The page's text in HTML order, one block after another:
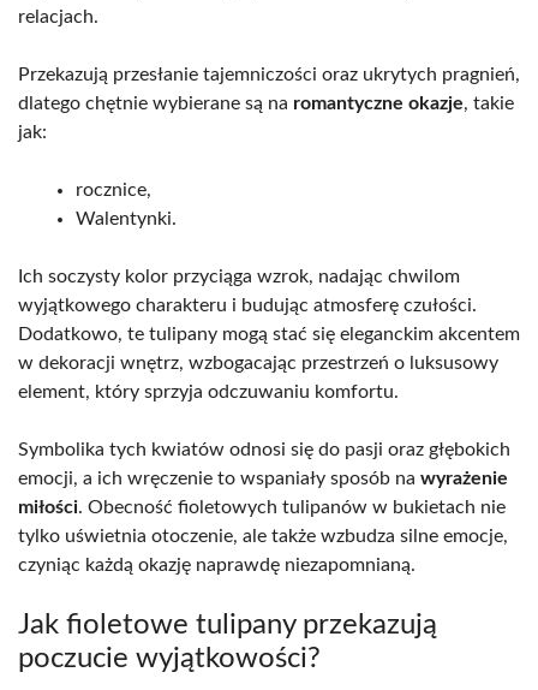
relacjach.
Przekazują przesłanie tajemniczości oraz ukrytych pragnień,
dlatego chętnie wybierane są na romantyczne okazje, takie
jak:
rocznice,
Walentynki.
Ich soczysty kolor przyciąga wzrok, nadając chwilom
wyjątkowego charakteru i budując atmosferę czułości.
Dodatkowo, te tulipany mogą stać się eleganckim akcentem
w dekoracji wnętrz, wzbogacając przestrzeń o luksusowy
element, który sprzyja odczuwaniu komfortu.
Symbolika tych kwiatów odnosi się do pasji oraz głębokich
emocji, a ich wręczenie to wspaniały sposób na wyrażenie
miłości. Obecność fioletowych tulipanów w bukietach nie
tylko uświetnia otoczenie, ale także wzbudza silne emocje,
czyniąc każdą okazję naprawdę niezapomnianą.
Jak fioletowe tulipany przekazują
poczucie wyjątkowości?